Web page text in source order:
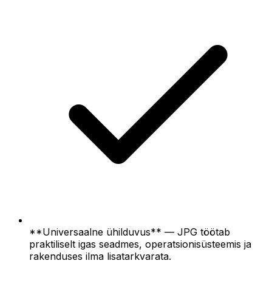
**Universaalne ühilduvus** — JPG töötab
praktiliselt igas seadmes, operatsionisüsteemis ja
rakenduses ilma lisatarkvarata.